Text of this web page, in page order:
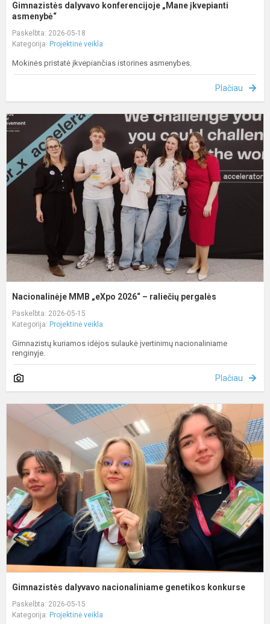
Gimnazistės dalyvavo konferencijoje „Mane įkvepianti
asmenybė“
Paskelbta: 2026-05-18
Kategorija: Projektinė veikla
Mokinės pristatė įkvepiančias istorines asmenybes.
Plačiau
Nacionalinėje MMB „eXpo 2026“ – raliečių pergalės
Paskelbta: 2026-05-15
Kategorija: Projektinė veikla
Gimnazistų kuriamos idėjos sulaukė įvertinimų nacionaliniame
renginyje.
Plačiau
Gimnazistės dalyvavo nacionaliniame genetikos konkurse
Paskelbta: 2026-05-15
Kategorija: Projektinė veikla